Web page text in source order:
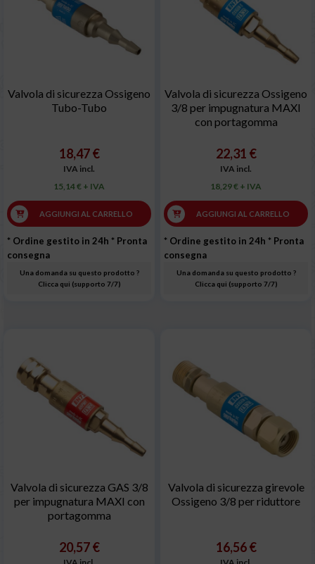
Valvola di sicurezza Ossigeno
Tubo-Tubo
18,47 €
IVA incl.
15,14 € + IVA
AGGIUNGI AL CARRELLO
* Ordine gestito in 24h * Pronta
consegna
Una domanda su questo prodotto ?
Clicca qui (supporto 7/7)
Valvola di sicurezza Ossigeno
3/8 per impugnatura MAXI
con portagomma
22,31 €
IVA incl.
18,29 € + IVA
AGGIUNGI AL CARRELLO
* Ordine gestito in 24h * Pronta
consegna
Una domanda su questo prodotto ?
Clicca qui (supporto 7/7)
Valvola di sicurezza GAS 3/8
per impugnatura MAXI con
portagomma
20,57 €
Valvola di sicurezza girevole
Ossigeno 3/8 per riduttore
16,56 €